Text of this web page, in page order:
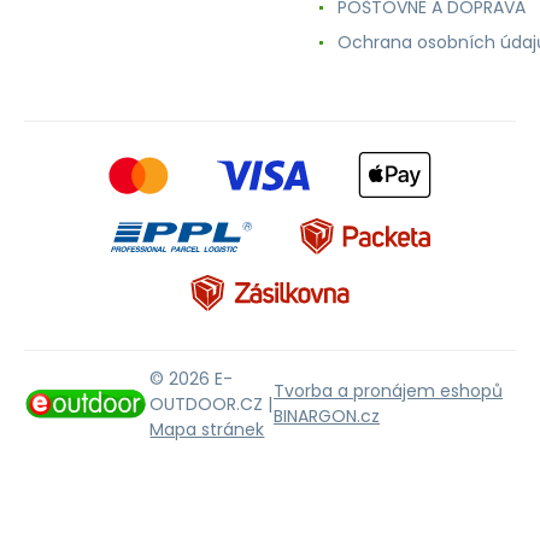
POŠTOVNÉ A DOPRAVA
Ochrana osobních
© 2026 E-
OUTDOOR.CZ |
Mapa stránek
Tvorba a pronájem eshopů
BINARGON.cz